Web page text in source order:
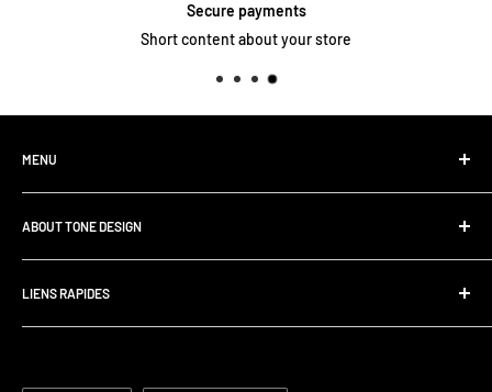
Secure payments
Short content about your store
MENU
Accueil
Magasiner Tous Les Produits
Contactez-Nous
Assemblage Audio | Solutions de tournée
FAQ
ABOUT TONE DESIGN
We are specialized in
LIENS RAPIDES
Recherche